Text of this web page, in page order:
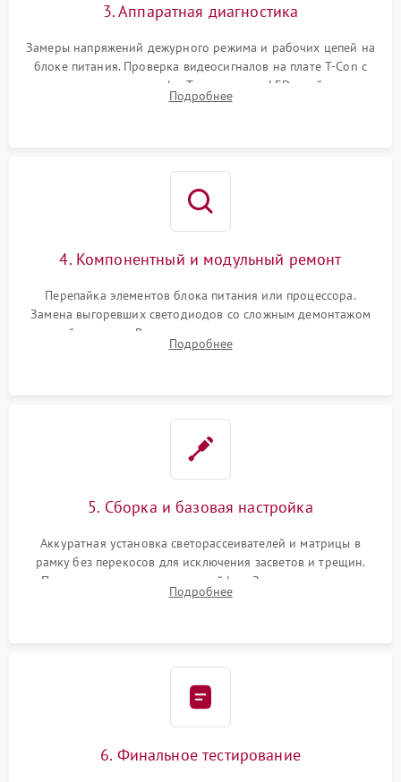
3. Аппаратная диагностика
Замеры напряжений дежурного режима и рабочих цепей на
блоке питания. Проверка видеосигналов на плате T-Con с
помощью осциллографа. Тестирование LED-драйвера и
светодиодных планок подсветки мультиметром.
Подробнее
4. Компонентный и модульный ремонт
Перепайка элементов блока питания или процессора.
Замена выгоревших светодиодов со сложным демонтажом
хрупкой матрицы. Восстановление поврежденных дорожек,
прошивка микросхем памяти EEPROM
Подробнее
5. Сборка и базовая настройка
Аккуратная установка светорассеивателей и матрицы в
рамку без перекосов для исключения засветов и трещин.
Подключение внутренних шлейфов. Закрытие корпуса.
Сброс настроек и обновление программного обеспечения.
Подробнее
6. Финальное тестирование